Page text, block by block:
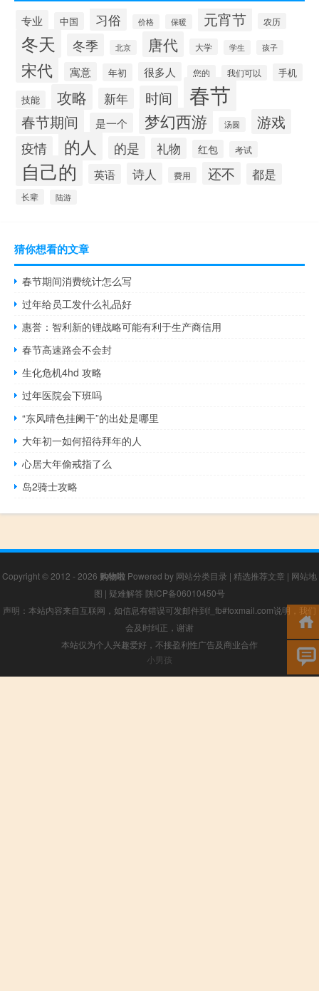
专业 中国 习俗 价格 保暖 元宵节 农历
冬天 冬季 北京 唐代 大学 学生 孩子
宋代 寓意 年初 很多人 您的 我们可以
手机
技能
攻略 新年 时间 春节
春节期间 是一个 梦幻西游 汤圆 游戏
疫情 的人 的是 礼物 红包 考试
自己的 英语 诗人 费用 还不 都是
长辈 陆游
猜你想看的文章
春节期间消费统计怎么写
过年给员工发什么礼品好
惠誉：智利新的锂战略可能有利于生产商信用
春节高速路会不会封
生化危机4hd 攻略
过年医院会下班吗
“东风晴色挂阑干”的出处是哪里
大年初一如何招待拜年的人
心居大年偷戒指了么
岛2骑士攻略
Copyright © 2012 - 2026 购物啦 Powered by 网站分类目录 | 精选推荐文章 | 网站地
图 | 疑难解答 陕ICP备06010450号
声明：本站内容来自互联网，如信息有错误可发邮件到f_fb#foxmail.com说明，我们
会及时纠正，谢谢
本站仅为个人兴趣爱好，不接盈利性广告及商业合作
小男孩